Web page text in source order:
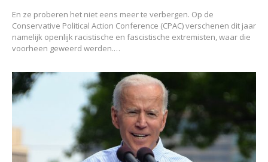
En ze proberen het niet eens meer te verbergen. Op de
Conservative Political Action Conference (CPAC) verschenen dit jaar
namelijk openlijk racistische en fascistische extremisten, waar die
voorheen geweerd werden.…